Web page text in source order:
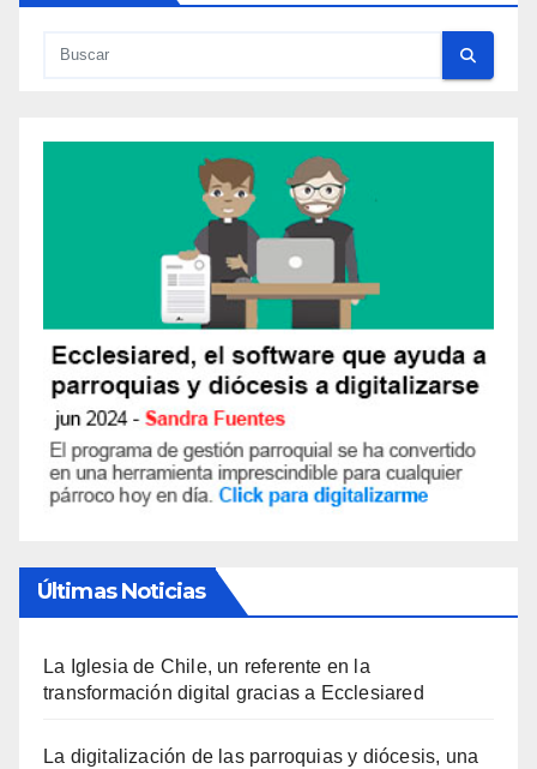
Últimas Noticias
La Iglesia de Chile, un referente en la
transformación digital gracias a Ecclesiared
La digitalización de las parroquias y diócesis, una